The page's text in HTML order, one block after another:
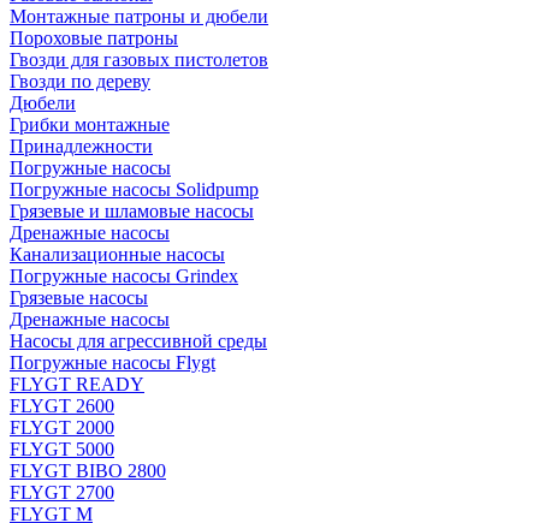
Монтажные патроны и дюбели
Пороховые патроны
Гвозди для газовых пистолетов
Гвозди по дереву
Дюбели
Грибки монтажные
Принадлежности
Погружные насосы
Погружные насосы Solidpump
Грязевые и шламовые насосы
Дренажные насосы
Канализационные насосы
Погружные насосы Grindex
Грязевые насосы
Дренажные насосы
Насосы для агрессивной среды
Погружные насосы Flygt
FLYGT READY
FLYGT 2600
FLYGT 2000
FLYGT 5000
FLYGT BIBO 2800
FLYGT 2700
FLYGT M